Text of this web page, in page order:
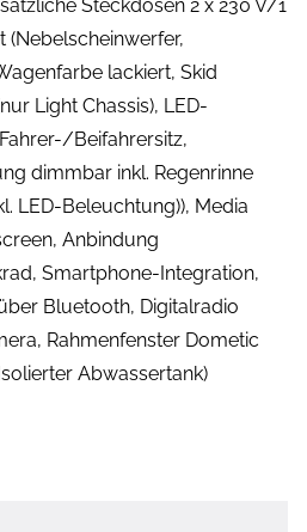
Steckdosen 2 x 230 V/1
(Nebelscheinwerfer,
lackiert, Skid
Light Chassis), LED-
Beifahrersitz,
dimmbar inkl. Regenrinne
LED-Beleuchtung)), Media
Anbindung
Smartphone-Integration,
Bluetooth, Digitalradio
Rahmenfenster Dometic
Abwassertank)